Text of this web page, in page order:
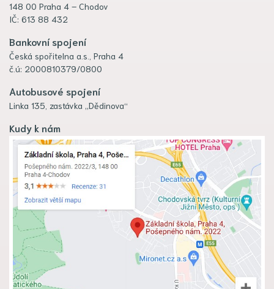
148 00 Praha 4 – Chodov
IČ: 613 88 432
Bankovní spojení
Česká spořitelna a.s., Praha 4
č.ú: 2000810379/0800
Autobusové spojení
Linka 135, zastávka „Dědinova“
Kudy k nám